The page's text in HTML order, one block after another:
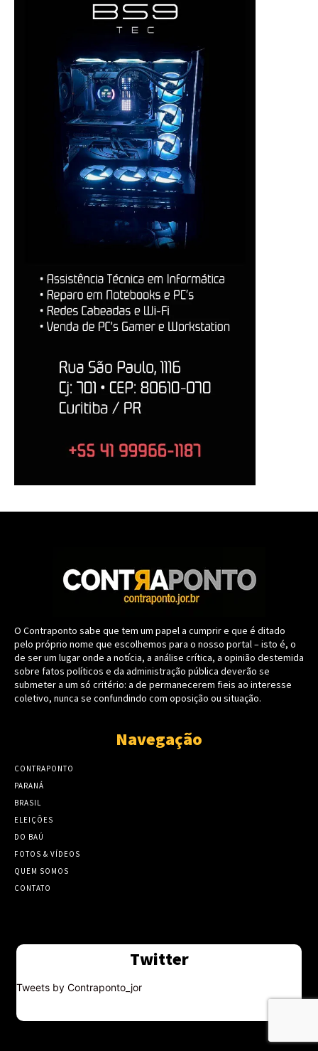
O Contraponto sabe que tem um papel a cumprir e que é ditado
pelo próprio nome que escolhemos para o nosso portal – isto é, o
de ser um lugar onde a notícia, a análise crítica, a opinião destemida
sobre fatos políticos e da administração pública deverão se
submeter a um só critério: a de permanecerem fieis ao interesse
coletivo, nunca se confundindo com oposição ou situação.
Navegação
CONTRAPONTO
PARANÁ
BRASIL
ELEIÇÕES
DO BAÚ
FOTOS & VÍDEOS
QUEM SOMOS
CONTATO
Twitter
Tweets by Contraponto_jor